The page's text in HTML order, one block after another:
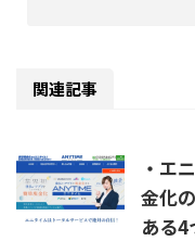
関連記事
・エ
金化
ある